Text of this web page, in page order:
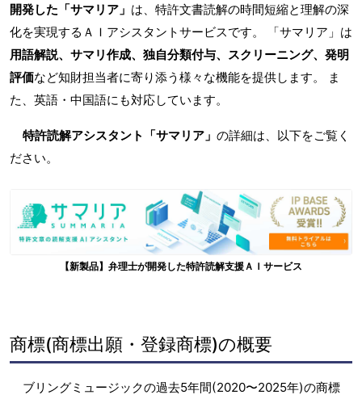
開発した「サマリア」 は、特許文書読解の時間短縮と理解の深
化を実現するＡＩアシスタントサービスです。 「サマリア」は
用語解説、サマリ作成、独自分類付与、スクリーニング、発明
評価など知財担当者に寄り添う様々な機能を提供します。 ま
た、英語・中国語にも対応しています。
特許読解アシスタント「サマリア」 の詳細は、以下をご覧く
ださい。
【新製品】弁理士が開発した特許読解支援ＡＩサービス
商標(商標出願・登録商標)の概要
ブリングミュージックの過去5年間(2020〜2025年)の商標